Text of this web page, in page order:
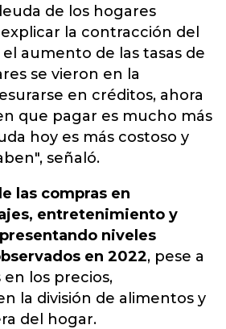
de los hogares
la contracción del
aumento de las tasas de
se vieron en la
en créditos, ahora
que pagar es mucho más
hoy es más costoso y
señaló.
las compras en
entretenimiento y
niveles
en 2022, pese a
los precios,
la división de alimentos y
del hogar.